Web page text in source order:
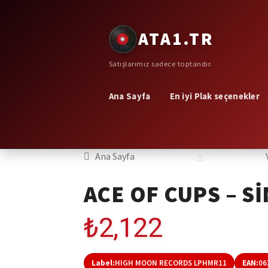
Dolaşıma
geç
İçeriğe
geç
ATA1.TR
Satışlarımız sadece toptandır.
Ana Sayfa En iyi Plak seçenekler
Ana Sayfa
ACE OF CUPS –
₺2,122
Label:HIGH MOON RECORDS LPHMR11 EAN: